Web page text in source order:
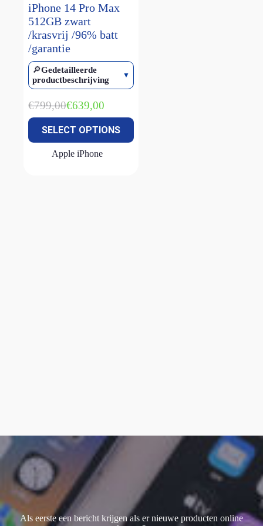
iPhone 14 Pro Max
512GB zwart
/krasvrij /96% batt
/garantie
🔎Gedetailleerde
productbeschrijving
€799,00Oorspronkelijke
was:
€799,00.
€639,00
Huidige
is:
€639,00.
SELECT OPTIONS
Apple iPhone
Als eerste een bericht krijgen als er nieuwe producten online